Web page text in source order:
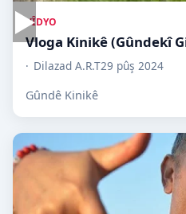
▶VÎDYO
Vloga Kinikê (Gûndekî
Dilazad A.R.T29 pûş 2024
Gûndê Kinikê